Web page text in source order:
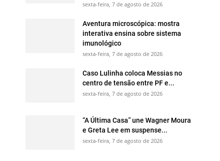
sexta-feira, 7 de agosto de 2026
Aventura microscópica: mostra
interativa ensina sobre sistema
imunológico
sexta-feira, 7 de agosto de 2026
Caso Lulinha coloca Messias no
centro de tensão entre PF e...
sexta-feira, 7 de agosto de 2026
“A Última Casa” une Wagner Moura
e Greta Lee em suspense...
sexta-feira, 7 de agosto de 2026